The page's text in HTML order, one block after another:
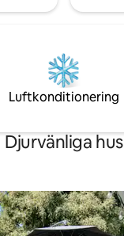
Luftkonditionering
Djurvänliga hus